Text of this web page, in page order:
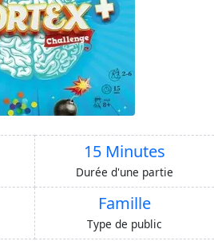
15 Minutes
Durée d'une partie
Famille
Type de public